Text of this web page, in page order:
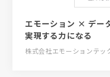
エモーション × デー
実現する力になる
株式会社エモーションテッ